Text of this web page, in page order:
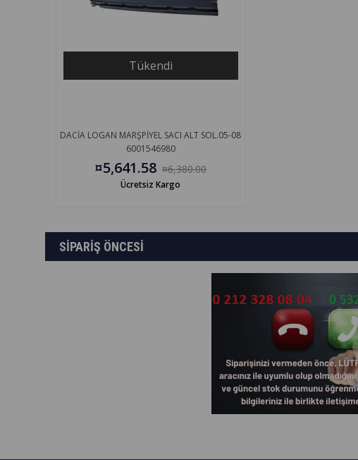
Tükendi
DACİA LOGAN MARŞPİYEL SACI ALT SOL.05-08
6001546980
¤5,641.58 ¤6,380.00
Ücretsiz Kargo
SİPARİŞ ÖNCESİ